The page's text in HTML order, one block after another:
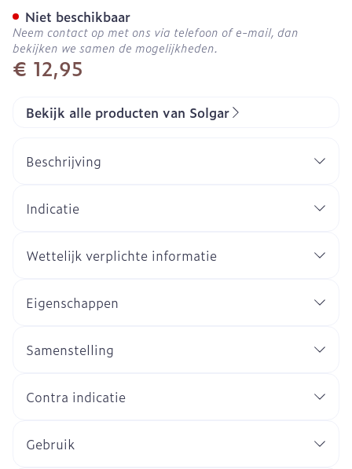
€ 12,95
Niet beschikbaar
Neem contact op met ons via telefoon of e-mail, dan
bekijken we samen de mogelijkheden.
Bekijk alle producten van Solgar
Beschrijving
Indicatie
Wettelijk verplichte informatie
Eigenschappen
Samenstelling
Contra indicatie
Gebruik